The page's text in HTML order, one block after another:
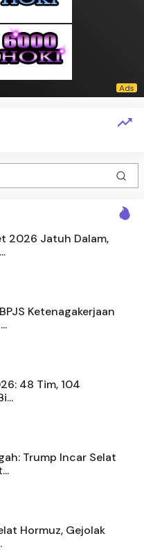
2026 Jatuh Dalam,
Ketenagakerjaan
48 Tim, 104
Trump Incar Selat
Hormuz, Gejolak